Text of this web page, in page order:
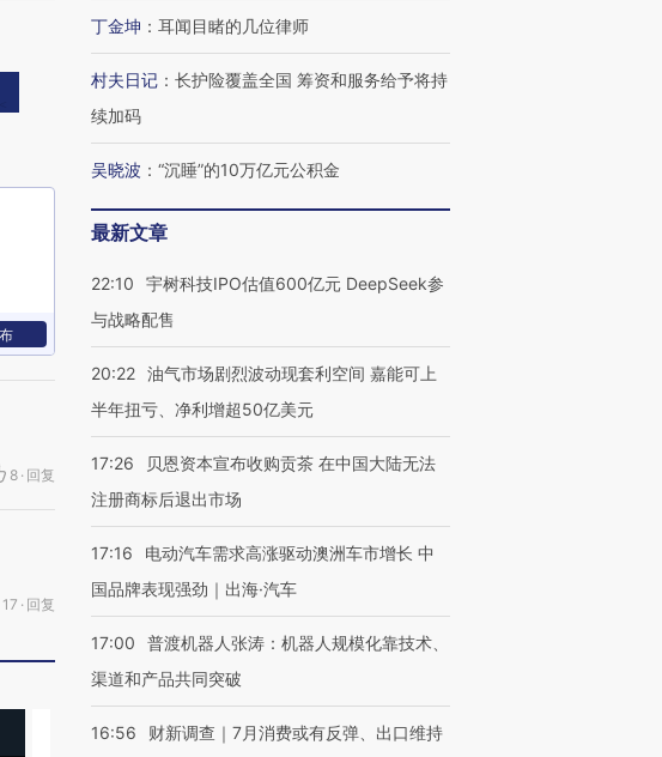
8 · 回复
17 · 回复
丁金坤 ： 耳闻目睹的几位律师
村夫日记 ： 长护险覆盖全国 筹资和服务给予将持
续加码
吴晓波 ： “沉睡”的10万亿元公积金
最新文章
22:10
宇树科技IPO估值600亿元 DeepSeek参
与战略配售
20:22 油气市场剧烈波动现套利空间 嘉能可上
半年扭亏、净利增超50亿美元
17:26
贝恩资本宣布收购贡茶 在中国大陆无法
注册商标后退出市场
17:16
电动汽车需求高涨驱动澳洲车市增长 中
国品牌表现强劲｜出海·汽车
17:00
普渡机器人张涛：机器人规模化靠技术、
渠道和产品共同突破
16:56
财新调查｜7月消费或有反弹、出口维持